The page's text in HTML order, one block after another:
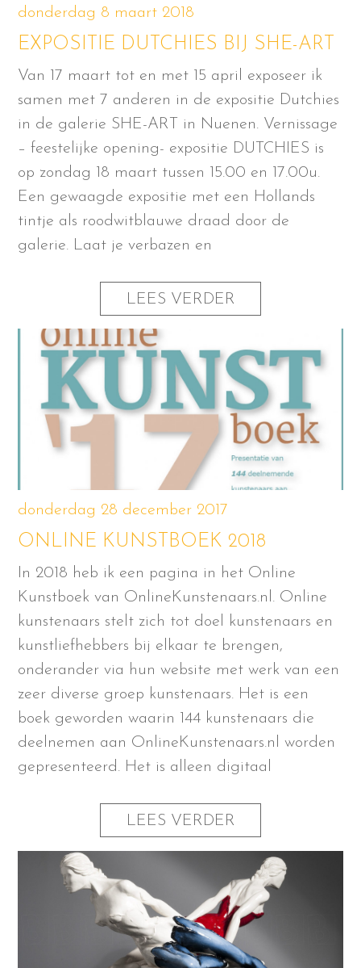
donderdag 8 maart 2018
EXPOSITIE DUTCHIES BIJ SHE-ART
Van 17 maart tot en met 15 april exposeer ik
samen met 7 anderen in de expositie Dutchies
in de galerie SHE-ART in Nuenen. Vernissage
– feestelijke opening- expositie DUTCHIES is
op zondag 18 maart tussen 15.00 en 17.00u.
Een gewaagde expositie met een Hollands
tintje als roodwitblauwe draad door de
galerie. Laat je verbazen en
LEES VERDER
donderdag 28 december 2017
ONLINE KUNSTBOEK 2018
In 2018 heb ik een pagina in het Online
Kunstboek van OnlineKunstenaars.nl. Online
kunstenaars stelt zich tot doel kunstenaars en
kunstliefhebbers bij elkaar te brengen,
onderander via hun website met werk van een
zeer diverse groep kunstenaars. Het is een
boek geworden waarin 144 kunstenaars die
deelnemen aan OnlineKunstenaars.nl worden
gepresenteerd. Het is alleen digitaal
LEES VERDER